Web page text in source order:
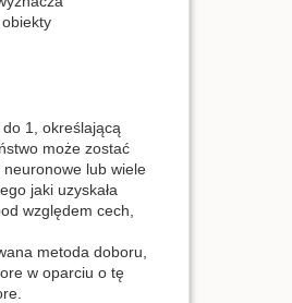
1, określającą
może zostać
lub wiele
jaki uzyskała
względem cech,
metoda doboru,
w oparciu o tę